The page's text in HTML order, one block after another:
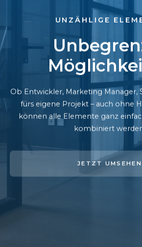
UNZÄHLIGE
Ob Entwickler, Marketing Manager,
fürs eigene Projekt – auch ohne
können alle Elemente ganz
kombiniert
JETZT UMSEHEN